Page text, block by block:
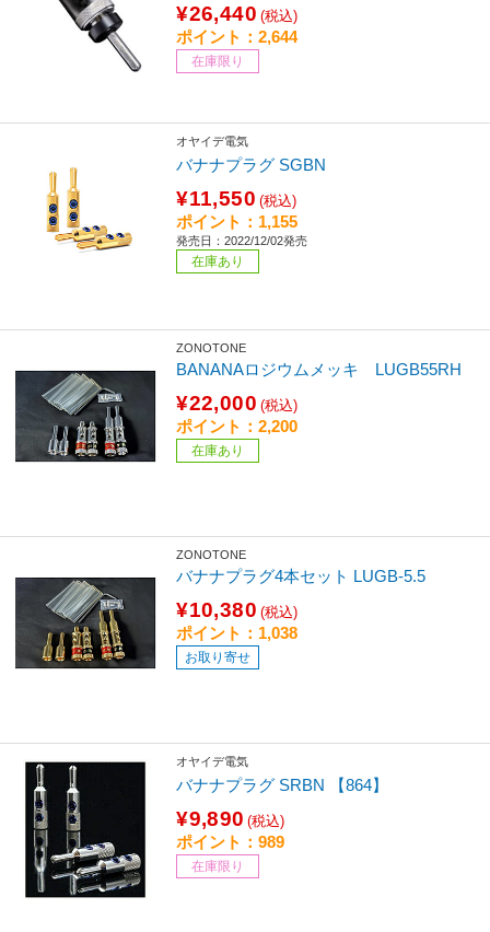
¥26,440 (税込)
ポイント：2,644
在庫限り
オヤイデ電気
バナナプラグ SGBN
¥11,550 (税込)
ポイント：1,155
発売日：2022/12/02発売
在庫あり
ZONOTONE
BANANAロジウムメッキ LUGB55RH
¥22,000 (税込)
ポイント：2,200
在庫あり
ZONOTONE
バナナプラグ4本セット LUGB-5.5
¥10,380 (税込)
ポイント：1,038
お取り寄せ
オヤイデ電気
バナナプラグ SRBN 【864】
¥9,890 (税込)
ポイント：989
在庫限り